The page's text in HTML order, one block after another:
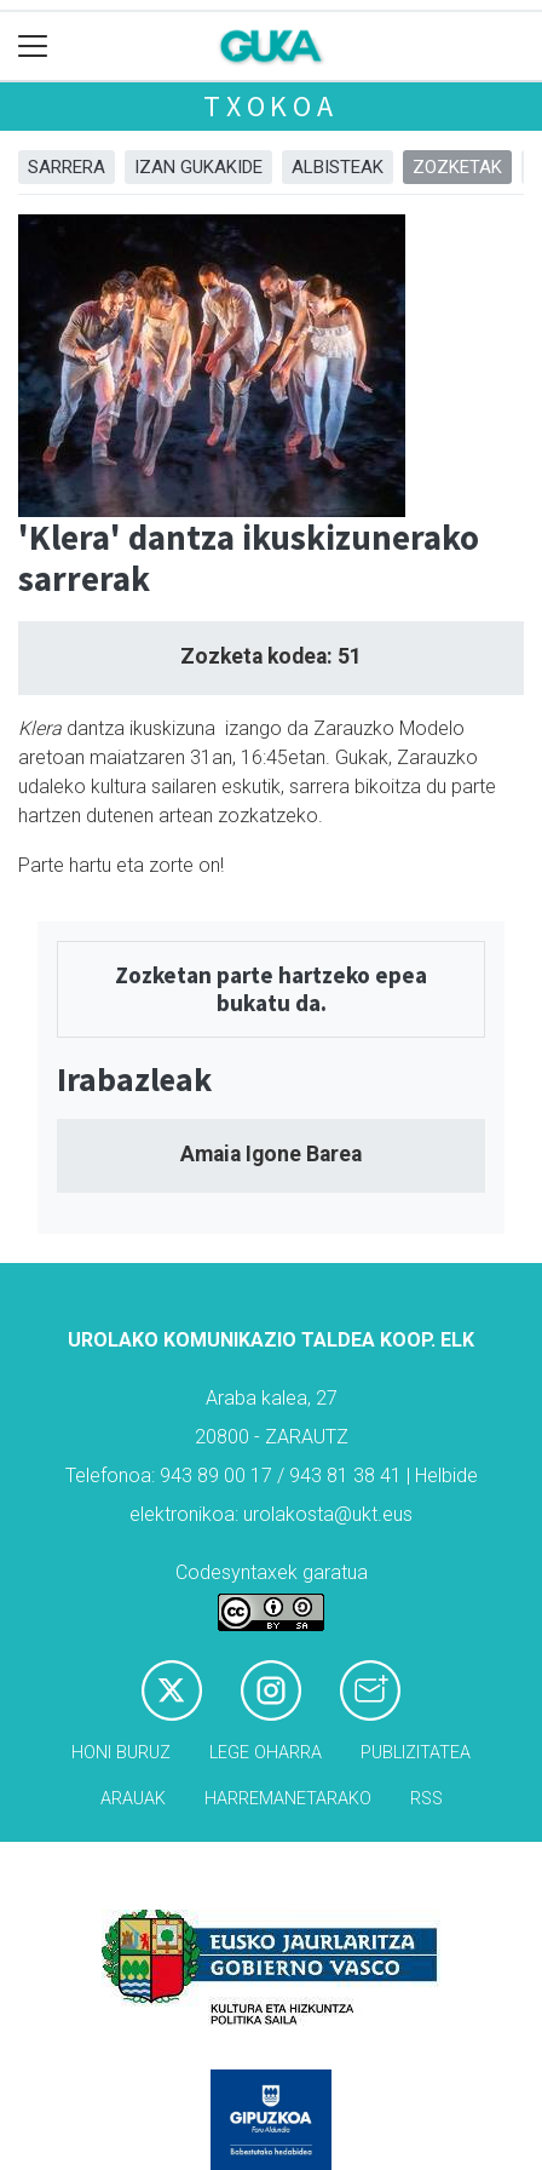
TXOKOA
SARRERA IZAN GUKAKIDE ALBISTEAK ZOZKETAK
'Klera' dantza ikuskizunerako
sarrerak
Zozketa kodea: 51
Klera dantza ikuskizuna izango da Zarauzko Modelo
aretoan maiatzaren 31an, 16:45etan. Gukak, Zarauzko
udaleko kultura sailaren eskutik, sarrera bikoitza du parte
hartzen dutenen artean zozkatzeko.
Parte hartu eta zorte on!
Zozketan parte hartzeko epea
bukatu da.
Irabazleak
Amaia Igone Barea
UROLAKO KOMUNIKAZIO TALDEA KOOP. ELK
Araba kalea, 27
20800 - ZARAUTZ
Telefonoa: 943 89 00 17 / 943 81 38 41 | Helbide
elektronikoa: urolakosta@ukt.eus
Codesyntaxek garatua
HONI BURUZ LEGE OHARRA PUBLIZITATEA
ARAUAK HARREMANETARAKO RSS